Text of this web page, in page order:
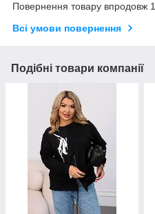
Повернення товару впродовж
Всі умови повернення
Подібні товари компанії